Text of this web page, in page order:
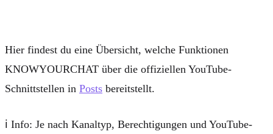
Hier findest du eine Übersicht, welche Funktionen
KNOWYOURCHAT über die offiziellen YouTube-
Schnittstellen in Posts bereitstellt.
ℹ️ Info: Je nach Kanaltyp, Berechtigungen und YouTube-